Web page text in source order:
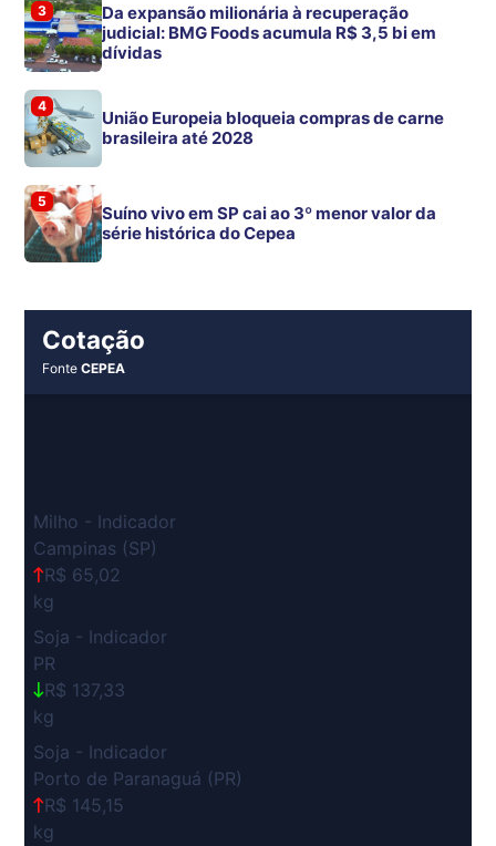
3
Da expansão milionária à recuperação
judicial: BMG Foods acumula R$ 3,5 bi em
dívidas
4
União Europeia bloqueia compras de carne
brasileira até 2028
5
Suíno vivo em SP cai ao 3º menor valor da
série histórica do Cepea
Cotação
FonteCEPEA
Milho - Indicador
Campinas (SP)
R$ 65,02
kg
Soja - Indicador
PR
R$ 137,33
kg
Soja - Indicador
Porto de Paranaguá (PR)
R$ 145,15
kg